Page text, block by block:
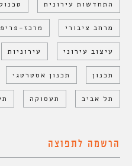
התחדשות עירונית
מרחב ציבורי מרכז-
עיצוב עירוני עירוניות
תכנון תכנון אסטרטגי
תל אביב תעסוקה
הרשמה לתפוצה